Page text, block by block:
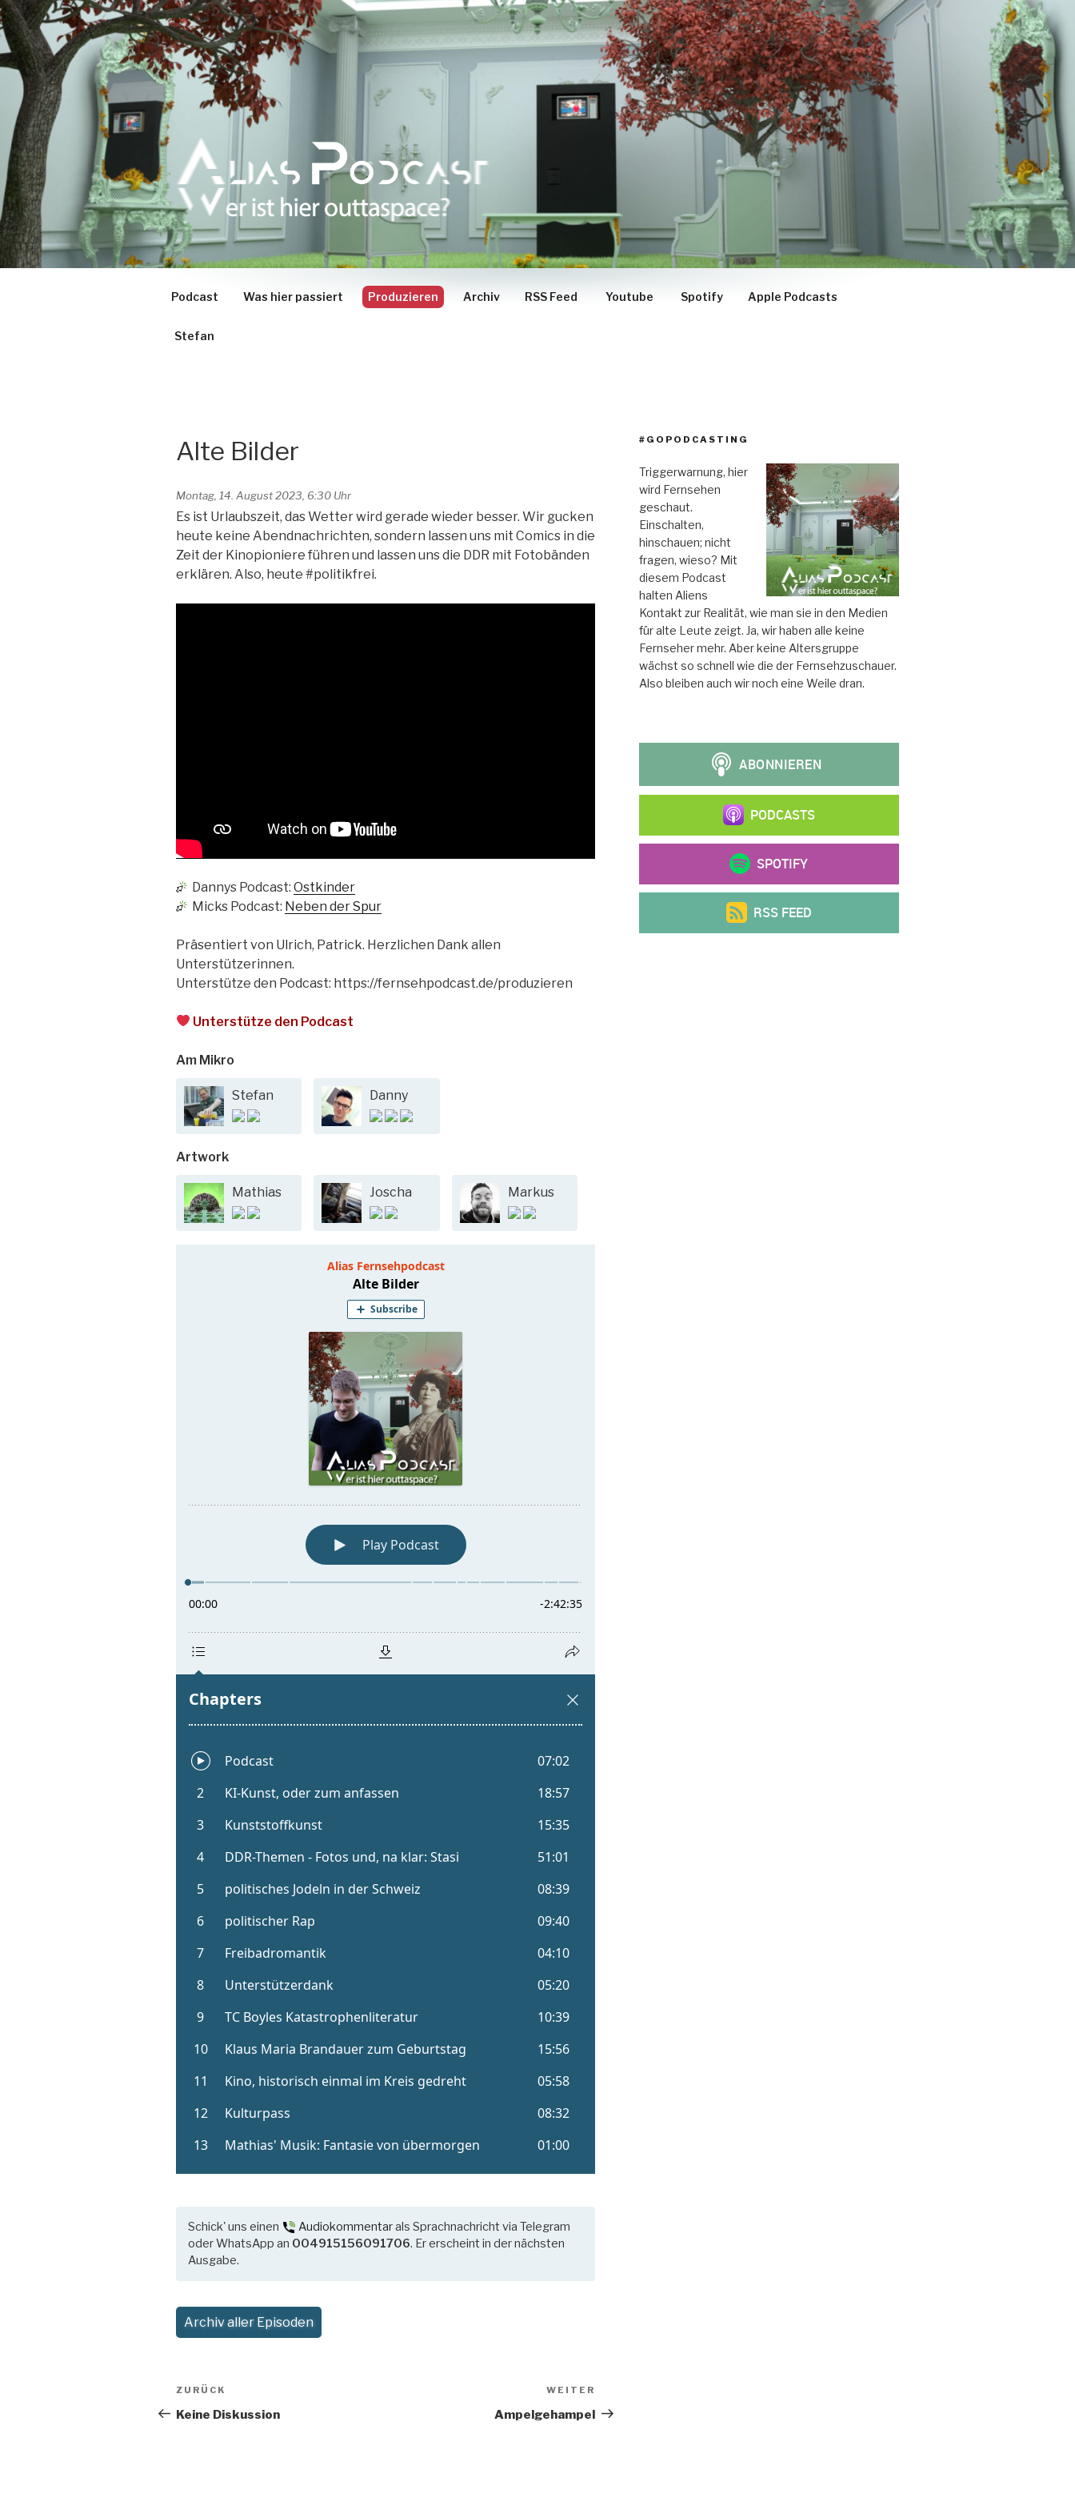
Zum
Inhalt
springen
Podcast Was hier passiert Produzieren Archiv RSS Feed Youtube Spotify Apple Podcasts
Stefan
Alte Bilder
Montag, 14. August 2023, 6:30 Uhr
Es ist Urlaubszeit, das Wetter wird gerade wieder besser. Wir gucken
heute keine Abendnachrichten, sondern lassen uns mit Comics in die
Zeit der Kinopioniere führen und lassen uns die DDR mit Fotobänden
erklären. Also, heute #politikfrei.
Dannys Podcast: Ostkinder
Micks Podcast: Neben der Spur
Präsentiert von Ulrich, Patrick. Herzlichen Dank allen
Unterstützerinnen.
Unterstütze den Podcast: https://fernsehpodcast.de/produzieren
Unterstütze den Podcast
Am Mikro
Stefan Danny
Artwork
Mathias Joscha Markus
Schick' uns einen Audiokommentarals Sprachnachricht via Telegram
oder WhatsApp an 004915156091706. Er erscheint in der nächsten
Ausgabe.
Archiv aller Episoden
Beitragsnavigation
Vorheriger
Beitrag
ZURÜCK
Keine Diskussion
Beitrag
WEITER
Ampelgehampel
#GOPODCASTING
Triggerwarnung, hier
wird Fernsehen
geschaut.
Einschalten,
hinschauen; nicht
fragen, wieso? Mit
diesem Podcast
halten Aliens
Kontakt zur Realität, wie man sie in den Medien
für alte Leute zeigt. Ja, wir haben alle keine
Fernseher mehr. Aber keine Altersgruppe
wächst so schnell wie die der Fernsehzuschauer.
Also bleiben auch wir noch eine Weile dran.
PODCASTS
SPOTIFY
RSS FEED